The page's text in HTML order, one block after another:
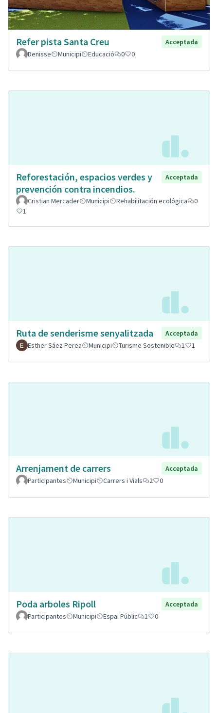
Refer pista Santa Creu
Acceptada
Denisse
Municipi Educació 0 0
Reforestación, espacios verdes y
prevención contra incendios.
Acceptada
Cristian Mercader Municipi Rehabilitación ecológica
0
1
Ruta de senderisme senyalitzada
Acceptada
Esther Sáez Perea
Municipi Turisme Sostenible 1 1
Arrenjament de carrers
Acceptada
Participantes
Municipi Carrers i Vials 2 0
Poda arboles Ripoll
Acceptada
Participantes
Municipi Espai Públic 1 0